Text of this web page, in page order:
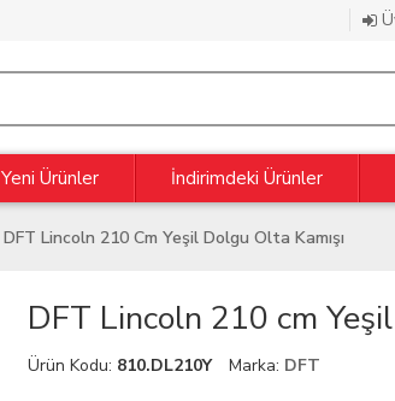
Yeni Ürünler İndirimdeki Ürünler
DFT Lincoln 210 Cm Yeşil Dolgu Olta Kamışı
DFT Lincoln 210 cm
Ürün Kodu: 810.DL210Y Marka: DFT